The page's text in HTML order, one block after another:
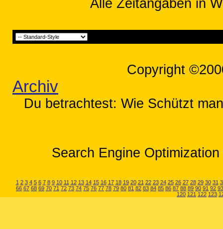
Alle Zeitangaben in
Copyright
Archiv
Du betrachtest: Wie Schützt
Search Engine
1 2 3 4 5 6 7 8 9 10 11 12 13 14 15 16 17 18 19 20 21 22 23 24 25 26 27 28 29 30 31
66 67 68 69 70 71 72 73 74 75 76 77 78 79 80 81 82 83 84 85 86 87 88 89 90 91 92 93
120 121 122 123